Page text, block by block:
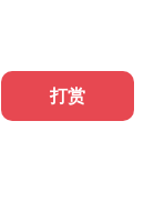
打赏